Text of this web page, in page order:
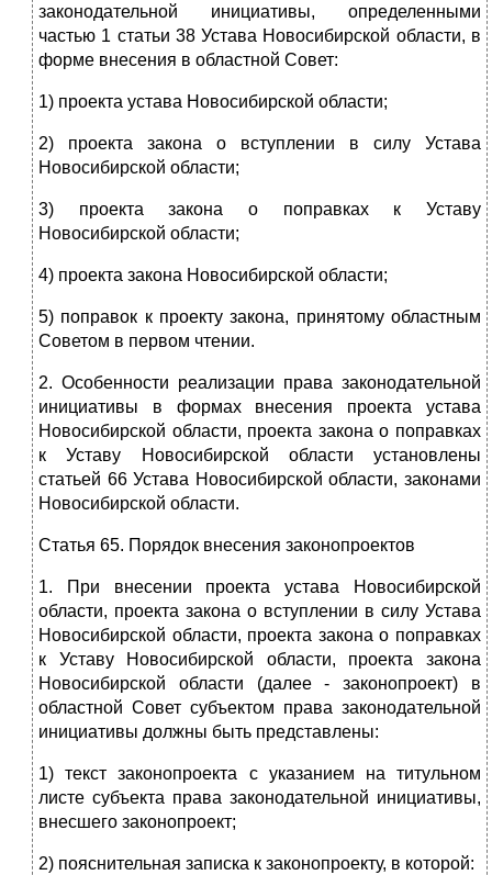
законодательной инициативы, определенными
частью 1 статьи 38 Устава Новосибирской области, в
форме внесения в областной Совет:
1) проекта устава Новосибирской области;
2) проекта закона о вступлении в силу Устава
Новосибирской области;
3) проекта закона о поправках к Уставу
Новосибирской области;
4) проекта закона Новосибирской области;
5) поправок к проекту закона, принятому областным
Советом в первом чтении.
2. Особенности реализации права законодательной
инициативы в формах внесения проекта устава
Новосибирской области, проекта закона о поправках
к Уставу Новосибирской области установлены
статьей 66 Устава Новосибирской области, законами
Новосибирской области.
Статья 65. Порядок внесения законопроектов
1. При внесении проекта устава Новосибирской
области, проекта закона о вступлении в силу Устава
Новосибирской области, проекта закона о поправках
к Уставу Новосибирской области, проекта закона
Новосибирской области (далее - законопроект) в
областной Совет субъектом права законодательной
инициативы должны быть представлены:
1) текст законопроекта с указанием на титульном
листе субъекта права законодательной инициативы,
внесшего законопроект;
2) пояснительная записка к законопроекту, в которой: